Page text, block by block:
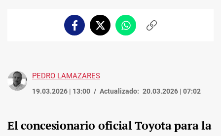
FacebookTwitterWhatsappCopiar
PEDRO LAMAZARES
19.03.2026 | 13:00 Actualizado: 20.03.2026 | 07:02
El concesionario oficial Toyota para la